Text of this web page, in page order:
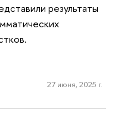
результаты
27 июня, 2025 г.